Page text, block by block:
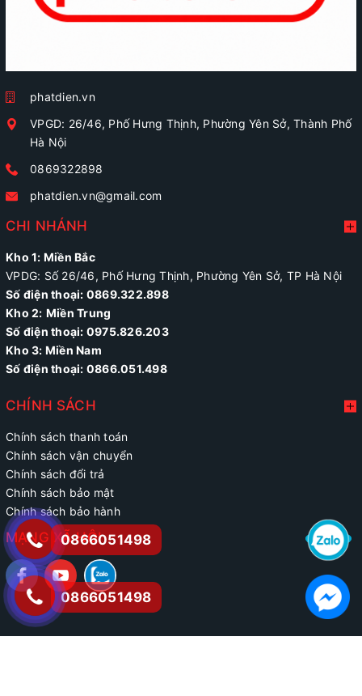
phatdien.vn
VPGD: 26/46, Phố Hưng Thịnh, Phường Yên Sở, Thành Phố
Hà Nội
0869322898
phatdien.vn@gmail.com
CHI NHÁNH
Kho 1: Miền Bắc
VPDG: Số 26/46, Phố Hưng Thịnh, Phường Yên Sở, TP Hà Nội
Số điện thoại: 0869.322.898
Kho 2: Miền Trung
Số điện thoại: 0975.826.203
Kho 3: Miền Nam
Số điện thoại: 0866.051.498
CHÍNH SÁCH
Chính sách thanh toán
Chính sách vận chuyển
Chính sách đổi trả
Chính sách bảo mật
Chính sách bảo hành
MẠNG XÃ HỘI
0866051498
0866051498